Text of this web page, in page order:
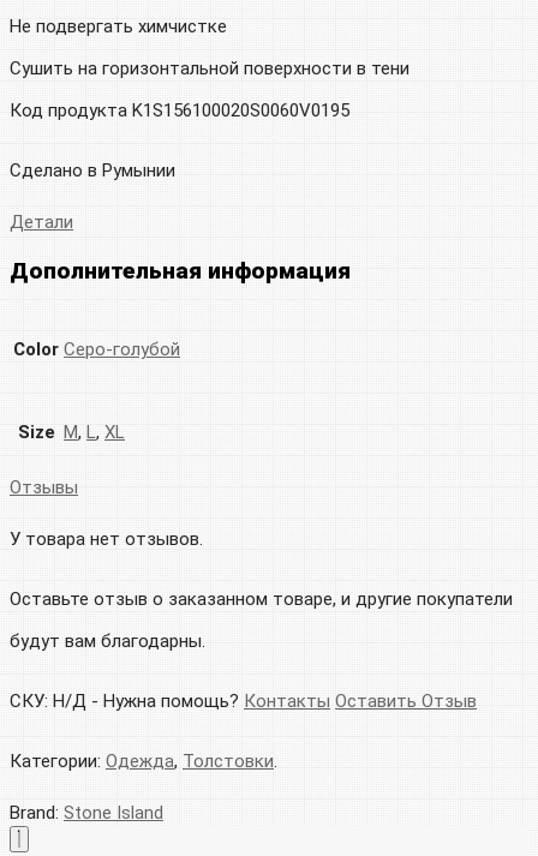
Не подвергать химчистке
Сушить на горизонтальной поверхности в тени
Код продукта K1S156100020S0060V0195
Сделано в Румынии
Детали
Дополнительная информация
Color Серо-голубой
Size M, L, XL
Отзывы
У товара нет отзывов.
Оставьте отзыв о заказанном товаре, и другие покупатели
будут вам благодарны.
СКУ: Н/Д - Нужна помощь? Контакты Оставить Отзыв
Категории: Одежда, Толстовки.
Brand: Stone Island